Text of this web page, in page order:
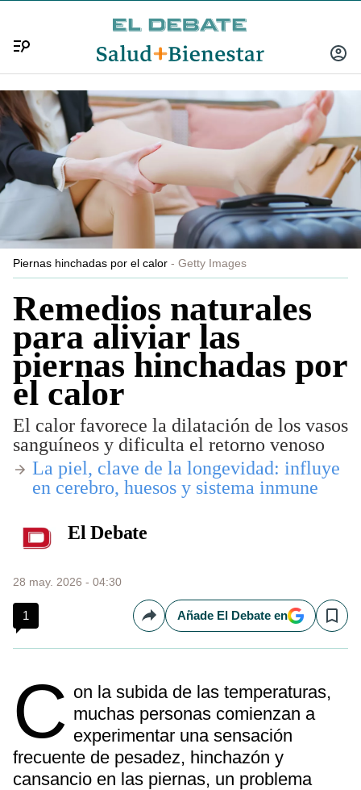
INICIAR
Piernas hinchadas por el calor Getty Images
Remedios naturales
para aliviar las
piernas hinchadas por
el calor
El calor favorece la dilatación de los vasos
sanguíneos y dificulta el retorno venoso
​La piel, clave de la longevidad: influye
en cerebro, huesos y sistema inmune
El Debate
28 may. 2026 - 04:30
1 CompartirAñade El Debate en Save
C on la subida de las temperaturas,
muchas personas comienzan a
experimentar una sensación
frecuente de pesadez, hinchazón y
cansancio en las piernas, un problema